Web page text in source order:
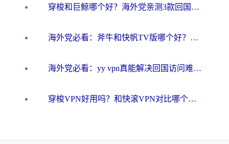
穿梭和巨鲸哪个好？海外党亲测3款回国加速器，教你避开90%的坑
海外党必看：斧牛和快帆TV版哪个好？3分钟选对回国加速器，无缝刷B站、追热剧
海外党必看：yy vpn真能解决回国访问难题？附云极initap测评+免费方案对比
穿梭VPN好用吗？和快滚VPN对比哪个回国效果更好？海外党选回国加速器必看指南